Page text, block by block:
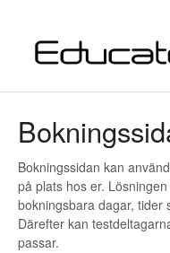
Bokningssidan kan
på plats hos er.
bokningsbara dagar, tider
Därefter kan
passar.